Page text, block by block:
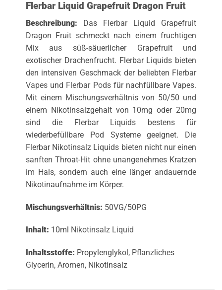
Flerbar Liquid Grapefruit Dragon Fruit
Beschreibung: Das FlerbarLiquid Grapefruit
Dragon Fruit schmeckt nach einem fruchtigen
Mix aus süß-säuerlicher Grapefruit und
exotischer Drachenfrucht. Flerbar Liquids bieten
den intensiven Geschmack der beliebten Flerbar
Vapesund Flerbar Podsfür nachfüllbare Vapes.
Mit einem Mischungsverhältnis von 50/50 und
einem Nikotinsalzgehalt von 10mg oder 20mg
sind die Flerbar Liquids bestens für
wiederbefüllbare Pod Systeme geeignet. Die
Flerbar Nikotinsalz Liquids bieten nicht nur einen
sanften Throat-Hit ohne unangenehmes Kratzen
im Hals, sondern auch eine länger andauernde
Nikotinaufnahme im Körper.
Mischungsverhältnis: 50VG/50PG
Inhalt: 10ml Nikotinsalz Liquid
Inhaltsstoffe: Propylenglykol, Pflanzliches
Glycerin, Aromen, Nikotinsalz